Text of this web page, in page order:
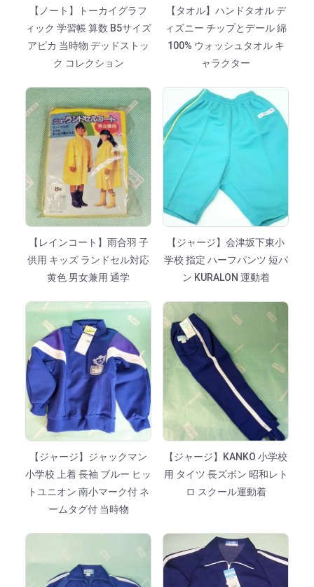
【ノート】トーカイグラフ
ィック 学習帳 算数 B5サイズ
アピカ 当時物 デッドストッ
ク コレクション
【タオル】ハンドタオル デ
ィズニー チップとデール 綿
100% ウォッシュタオル キ
ャラクター
【レインコート】雨合羽 子
供用 キッズ ランドセル対応
黄色 男女兼用 通学
【ジャージ】会津坂下東小
学校 指定 ハーフパンツ 短パ
ン KURALON 運動着
【ジャージ】ジャックマン
小学校 上着 長袖 ブルー ヒッ
トユニオン 南小マーク付 ネ
ームタグ付 当時物
【ジャージ】KANKO 小学校
用 タイツ 長ズボン 昭和レト
ロ スクール運動着